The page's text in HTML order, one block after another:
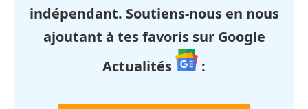
indépendant. Soutiens-nous en nous
ajoutant à tes favoris sur Google
Actualités
: